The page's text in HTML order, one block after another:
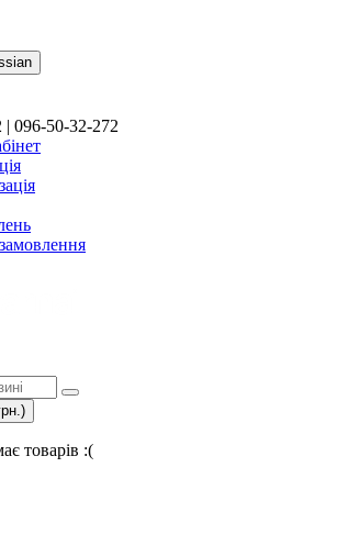
| 096-50-32-272
товарів :(